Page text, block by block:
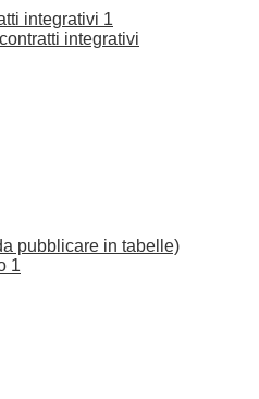
integrativi 1
integrativi
pubblicare in tabelle)
1